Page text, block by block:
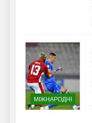
МІЖНАРОДНІ